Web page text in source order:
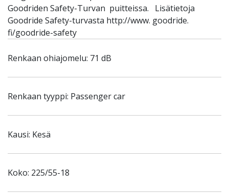
Goodriden Safety-Turvan puitteissa. Lisätietoja
Goodride Safety-turvasta http://www. goodride.
fi/goodride-safety
Renkaan ohiajomelu: 71 dB
Renkaan tyyppi: Passenger car
Kausi: Kesä
Koko: 225/55-18